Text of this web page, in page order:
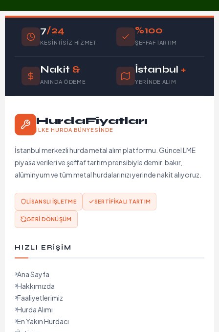
7/24
KESINTISIZ HIZMET
%100
ŞEFFAF TARTIM
Nakit &
ANINDA ÖDEME
İstanbul +
YERINDE ALIM
HurdaFiyatları
İLKE HURDA BÜNYESINDE
İstanbul merkezli hurda metal alım platformu. Güncel LME
piyasa verileri ve şeffaf tartım prensibiyle demir, bakır,
alüminyum ve tüm metal hurdalarınızı yerinde nakit alıyoruz.
LISANSLI İŞLETME SERTIFIKALI TARTIM
GERI DÖNÜŞÜM
HIZLI ERIŞIM
Ana Sayfa
Hakkımızda
Faaliyetlerimiz
Hurda Alımı
En Yakın Hurdacı